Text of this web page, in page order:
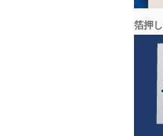
箔押し